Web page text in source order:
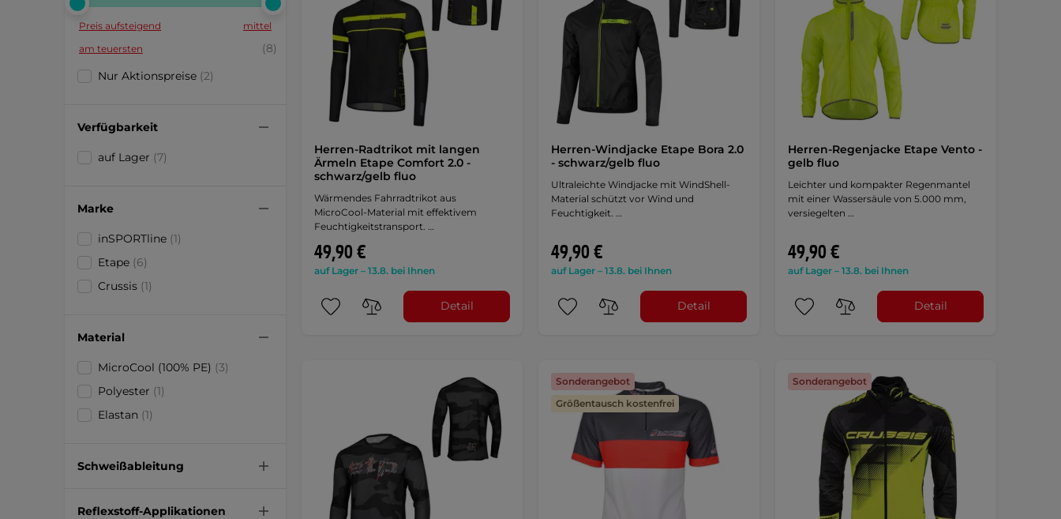
Preis aufsteigend
mittel
am teuersten
(8)
Nur Aktionspreise (2)
Verfügbarkeit
auf Lager (7)
Marke
inSPORTline (1)
Etape (6)
Crussis (1)
Material
MicroCool (100% PE) (3)
Polyester (1)
Elastan (1)
Schweißableitung
Reflexstoff-Applikationen
Herren-Radtrikot mit langen
Ärmeln Etape Comfort 2.0 -
schwarz/gelb fluo
Wärmendes Fahrradtrikot aus
MicroCool-Material mit effektivem
Feuchtigkeitstransport. …
49,90 €
auf Lager – 13.8. bei Ihnen
Detail
Herren-Windjacke Etape Bora 2.0
- schwarz/gelb fluo
Ultraleichte Windjacke mit WindShell-
Material schützt vor Wind und
Feuchtigkeit. …
49,90 €
auf Lager – 13.8. bei Ihnen
Detail
Herren-Regenjacke Etape Vento -
gelb fluo
Leichter und kompakter Regenmantel
mit einer Wassersäule von 5.000 mm,
versiegelten …
49,90 €
auf Lager – 13.8. bei Ihnen
Detail
Sonderangebot
Größentausch kostenfrei
Sonderangebot